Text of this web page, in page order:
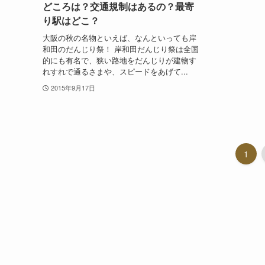
どころは？交通規制はあるの？最寄
り駅はどこ？
大阪の秋の名物といえば、なんといっても岸
和田のだんじり祭！ 岸和田だんじり祭は全国
的にも有名で、狭い路地をだんじりが建物す
れすれで通るさまや、スピードをあげて...
2015年9月17日
1